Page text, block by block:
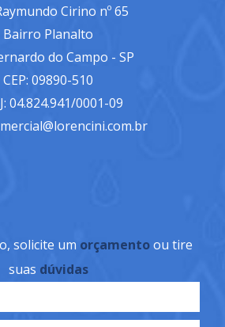
Cirino nº 65
Bairro Planalto
do Campo - SP
CEP: 09890-510
04.824.941/0001-09
solicite um orçamentoou tire
suas dúvidas